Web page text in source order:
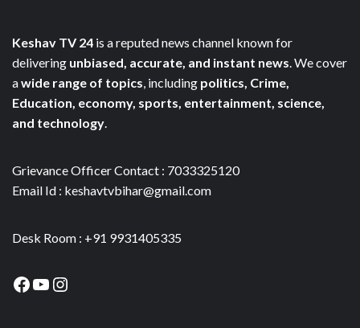
Keshav TV 24 is a reputed news channel known for
delivering unbiased, accurate, and instant news. We cover
awide range of topics, including politics, Crime,
Education, economy, sports, entertainment, science,
and technology.
Grievance Officer Contact : 7033325120
Email Id : keshavtvbihar@gmail.com
Desk Room : +91 9931405335
Facebook
YouTube
Instagram